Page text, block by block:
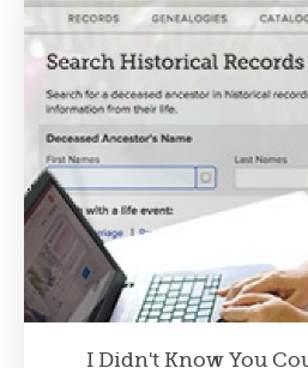
I Didn't Know You